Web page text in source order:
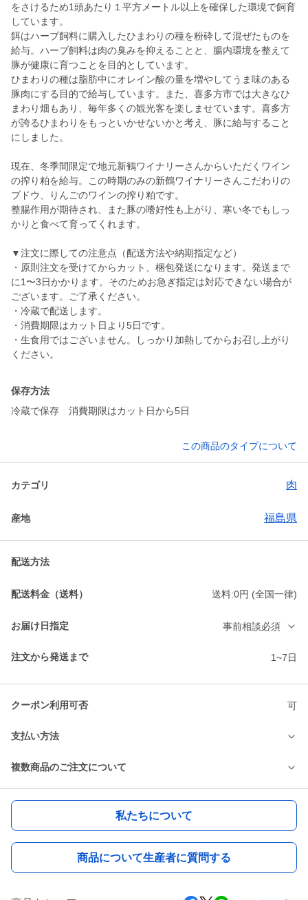
をさけるため1頭あたり１平方メートル以上を確保した環境で飼育
しています。
餌はハーブ飼料に購入したひまわりの種を粉砕して混ぜたものを
給与。ハーブ飼料は肉の臭みを抑えることと、腸内環境を整えて
豚が健康に育つことを目的としています。
ひまわりの種は脂肪中にオレイン酸の量を増やしてうま味のある
豚肉にする目的で給与しています。また、喜多方市では大きなひ
まわり畑もあり、毎年多くの観光客を楽しませています。喜多方
が誇るひまわりをもっといかせないかと考え、豚に給与すること
にしました。
現在、冬季間限定で地元新鶴ワイナリーさんからいただくワイン
の搾り粕を給与。この時期のみの新鶴ワイナリーさんこだわりの
ブドウ、りんごのワインの搾り粕です。
整腸作用が期待され、また豚の嗜好性も上がり、寒い冬でもしっ
かりと食べて育ってくれます。
▼注文に際しての注意点（配送方法や納期指定など）
・原則注文を受けてからカット、梱包発送になります。発送まで
に1〜3日かかります。そのためお急ぎ指定は対応できない場合が
ございます。ご了承ください。
・冷蔵で配送します。
・消費期限はカット日より5日です。
・生食用ではございません。しっかり加熱してからお召し上がり
ください。
保存方法
冷蔵で保存 消費期限はカット日から5日
この商品のタイプについて
カテゴリ 肉
産地 福島県
配送方法
配送料金（送料） 送料:0円 (全国一律)
お届け日指定 事前相談必須
注文から発送まで 1~7日
クーポン利用可否 可
支払い方法
複数商品のご注文について
私たちについて
商品について生産者に質問する